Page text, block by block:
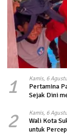
1 Kamis, 6
Pertamina
Sejak Dini
2 Kamis, 6
Wali Kota
untuk